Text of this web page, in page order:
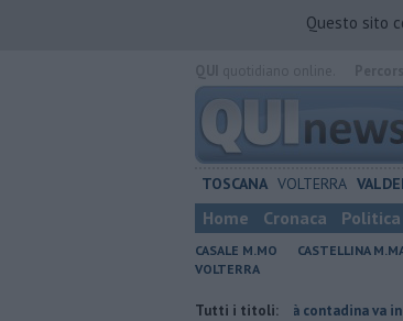
Questo sito
TOSCANA VOLTERRA
Home Cronaca Politica
CASALE M.MO CASTELLINA
VOLTERRA
Tutti i titoli:
Al Museo della Civiltà contadina va in scena